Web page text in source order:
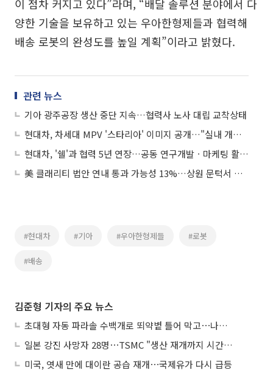
이 점차 커지고 있다”라며, “배달 솔루션 분야에서 다
양한 기술을 보유하고 있는 우아한형제들과 협력해
배송 로봇의 완성도를 높일 계획”이라고 밝혔다.
관련 뉴스
기아 광주공장 생산 중단 지속…협력사 노사 대립 교착상태
현대차, 차세대 MPV '스타리아' 이미지 공개…"실내 개방감, 외부로 확장"
현대차, '쉘'과 협력 5년 연장…공동 연구개발ㆍ마케팅 활동 지속
美 클래리티 법안 연내 통과 가능성 13%…상원 문턱서 제동
#현대차 #기아 #우아한형제들 #로봇
#배송
김준형 기자의 주요 뉴스
초대형 자동 파라솔 수백개로 뙤약볕 틀어 막고⋯나라별 폭염 생존법
일본 강진 사망자 28명⋯TSMC "생산 재개까지 시간 필요해"
미국, 엿새 만에 대이란 공습 재개⋯국제유가 다시 급등